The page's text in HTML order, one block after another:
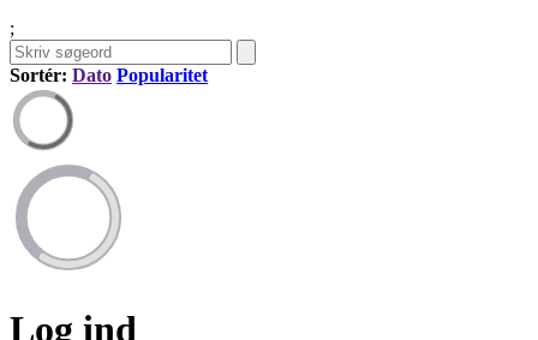
;
Sortér: Dato Popularitet
Log ind